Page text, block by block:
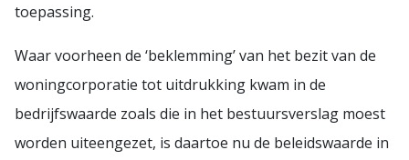
toepassing.
Waar voorheen de ‘beklemming’ van het bezit van de
woningcorporatie tot uitdrukking kwam in de
bedrijfswaarde zoals die in het bestuursverslag moest
worden uiteengezet, is daartoe nu de beleidswaarde in